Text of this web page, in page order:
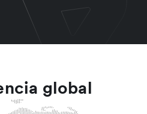
global